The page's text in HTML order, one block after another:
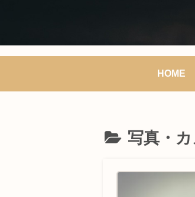
HOME
写真・